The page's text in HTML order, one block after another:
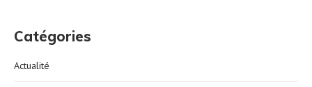
Catégories
Actualité